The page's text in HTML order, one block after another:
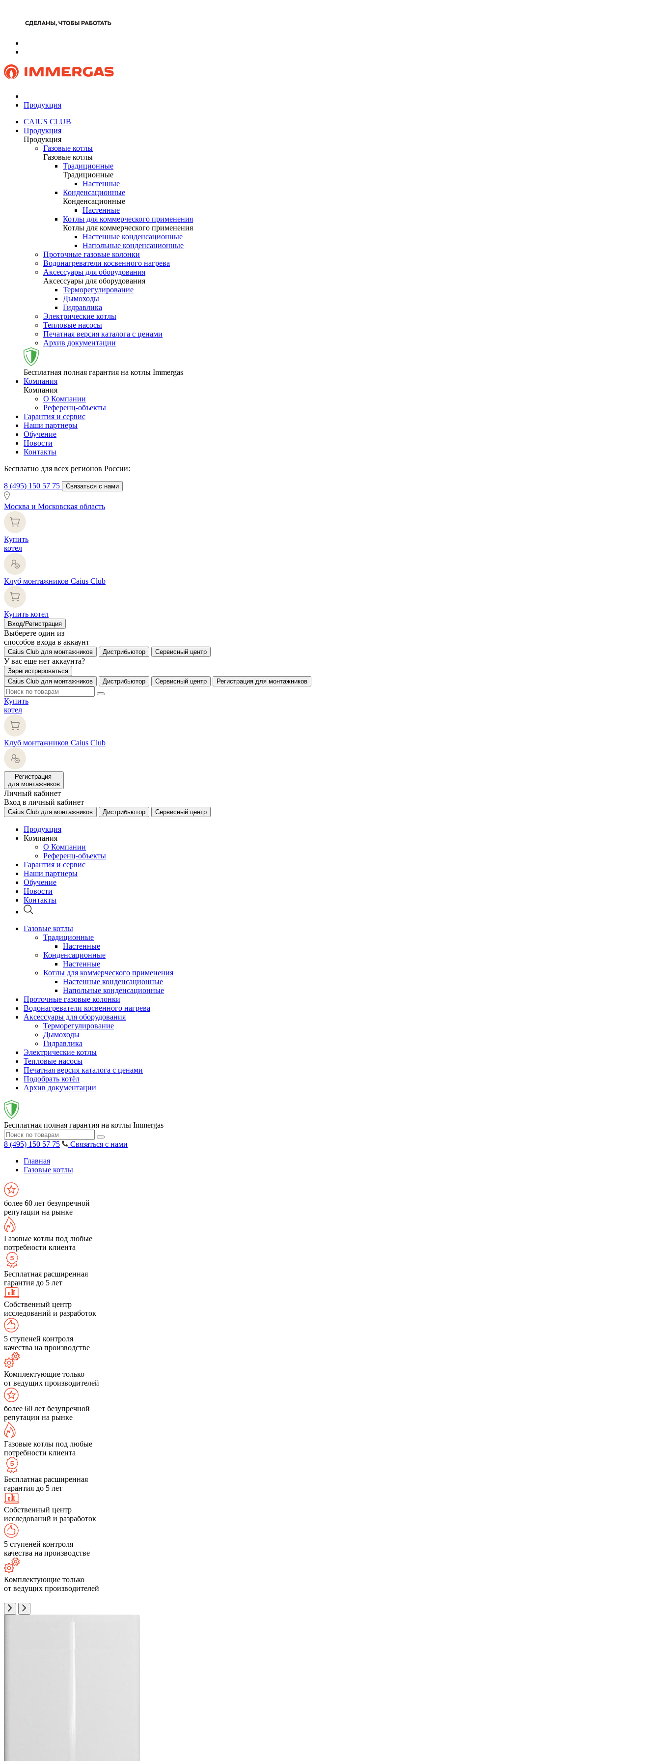
Продукция
CAIUS CLUB
Продукция
Продукция
Газовые котлы
Газовые котлы
Традиционные
Традиционные
Настенные
Конденсационные
Конденсационные
Настенные
Котлы для коммерческого применения
Котлы для коммерческого применения
Настенные конденсационные
Напольные конденсационные
Проточные газовые колонки
Водонагреватели косвенного нагрева
Аксессуары для оборудования
Аксессуары для оборудования
Терморегулирование
Дымоходы
Гидравлика
Электрические котлы
Тепловые насосы
Печатная версия каталога с ценами
Архив документации
Бесплатная полная гарантия на котлы Immergas
Компания
Компания
О Компании
Референц-объекты
Гарантия и сервис
Наши партнеры
Обучение
Новости
Контакты
Бесплатно для всех регионов России:
8 (495) 150 57 75 Связаться с нами
Москва и Московская область
Купить
котел
Клуб монтажников Caius Club
Купить котел
Вход/Регистрация
Выберете один из
способов входа в аккаунт
Caius Club для монтажников Дистрибьютор Сервисный центр
У вас еще нет аккаунта?
Зарегистрироваться
Caius Club для монтажников
Дистрибьютор Сервисный центр Регистрация для монтажников
Купить
котел
Клуб монтажников Caius Club
Регистрация
для монтажников
Личный кабинет
Вход в личный кабинет
Caius Club для монтажников Дистрибьютор Сервисный центр
Продукция
Компания
О Компании
Референц-объекты
Гарантия и сервис
Наши партнеры
Обучение
Новости
Контакты
Газовые котлы
Традиционные
Настенные
Конденсационные
Настенные
Котлы для коммерческого применения
Настенные конденсационные
Напольные конденсационные
Проточные газовые колонки
Водонагреватели косвенного нагрева
Аксессуары для оборудования
Терморегулирование
Дымоходы
Гидравлика
Электрические котлы
Тепловые насосы
Печатная версия каталога с ценами
Подобрать котёл
Архив документации
Бесплатная полная гарантия на котлы Immergas
8 (495) 150 57 75
Связаться с нами
Главная
Газовые котлы
более 60 лет безупречной
репутации на рынке
Газовые котлы под любые
потребности клиента
Бесплатная расширенная
гарантия до 5 лет
Собственный центр
исследований и разработок
5 ступеней контроля
качества на производстве
Комплектующие только
от ведущих производителей
более 60 лет безупречной
репутации на рынке
Газовые котлы под любые
потребности клиента
Бесплатная расширенная
гарантия до 5 лет
Собственный центр
исследований и разработок
5 ступеней контроля
качества на производстве
Комплектующие только
от ведущих производителей